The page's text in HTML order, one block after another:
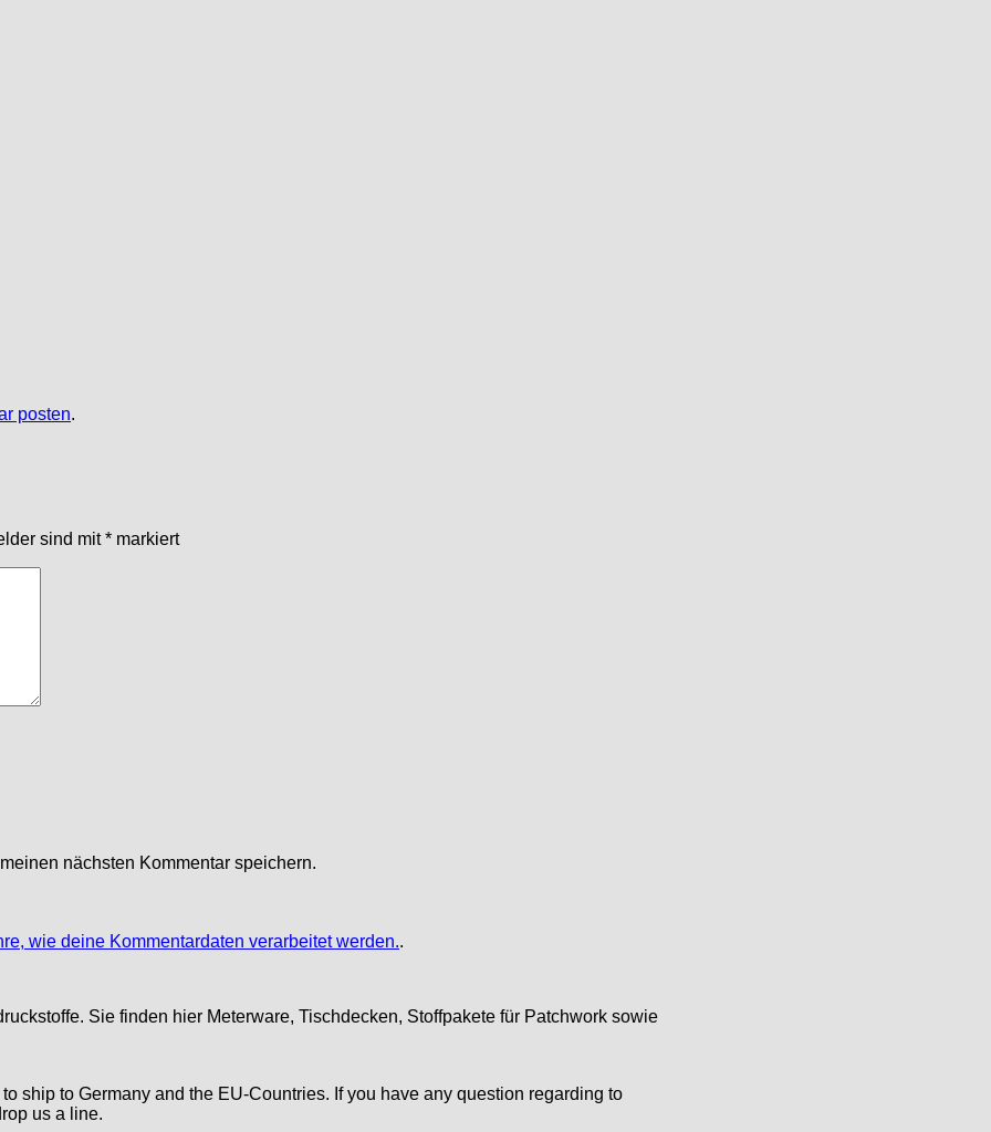
posten.
sind mit* markiert
nächsten Kommentar speichern.
wie deine Kommentardaten verarbeitet werden..
Sie finden hier Meterware, Tischdecken, Stoffpakete für Patchwork sowie
ship to Germany and the EU-Countries. If you have any question regarding to
us a line.